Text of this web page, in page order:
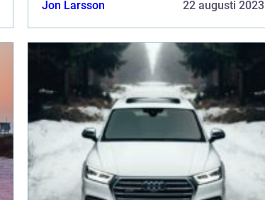
Jon Larsson 22 augusti 2023